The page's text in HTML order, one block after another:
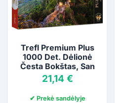
Trefl Premium Plus
1000 Det. Dėlionė
Česta Bokštas, San
Marinas
21,14 €
✔ Prekė sandėlyje